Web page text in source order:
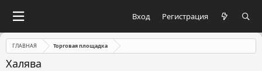
Вход Регистрация
ГЛАВНАЯ Торговая площадка
Халява